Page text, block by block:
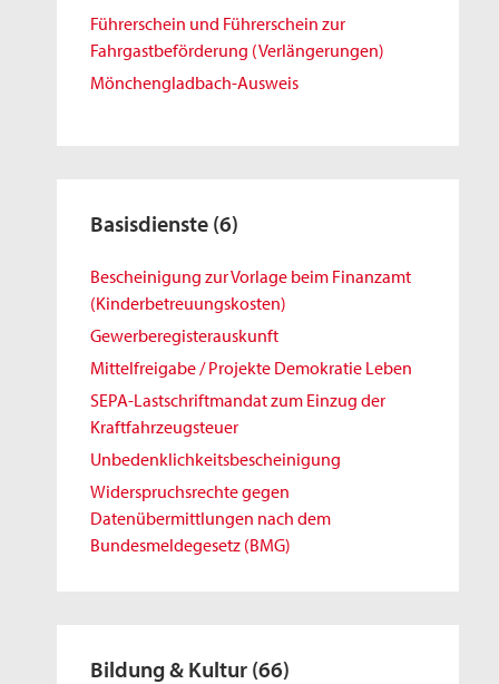
Führerschein und Führerschein zur
Fahrgastbeförderung (Verlängerungen)
Mönchengladbach-Ausweis
Basisdienste (6)
Bescheinigung zur Vorlage beim Finanzamt
(Kinderbetreuungskosten)
Gewerberegisterauskunft
Mittelfreigabe / Projekte Demokratie Leben
SEPA-Lastschriftmandat zum Einzug der
Kraftfahrzeugsteuer
Unbedenklichkeitsbescheinigung
Widerspruchsrechte gegen
Datenübermittlungen nach dem
Bundesmeldegesetz (BMG)
Bildung & Kultur (66)